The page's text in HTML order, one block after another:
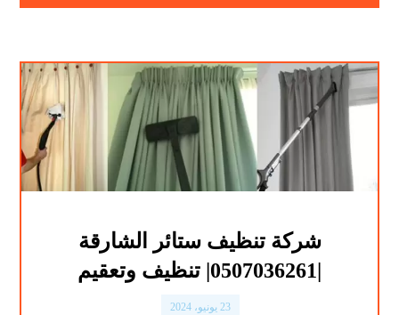
شركة تنظيف ستائر الشارقة
23 يونيو، 2024